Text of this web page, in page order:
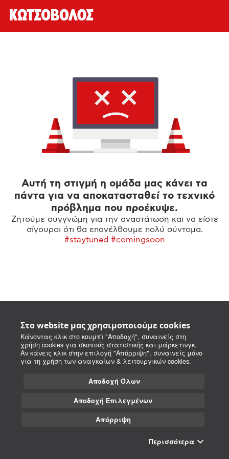
Στο website μας χρησιμοποιούμε cookies
Κάνοντας κλικ στο κουμπί "Αποδοχή", συναινείς στη
χρήση cookies για σκοπούς στατιστικής και μάρκετινγκ.
Αν κάνεις κλικ στην επιλογή "Απόρριψη", συναινείς μόνο
για τη χρήση των αναγκαίων & λειτουργικών cookies.
Αποδοχή Όλων
Αποδοχή Επιλεγμένων
Απόρριψη
Περισσότερα
Αυτή τη στιγμή η ομάδα μας κάνει τα
πάντα για να αποκατασταθεί το τεχνικό
πρόβλημα που προέκυψε.
Ζητούμε συγγνώμη για την αναστάτωση και να είστε
σίγουροι ότι θα επανέλθουμε πολύ σύντομα.
#staytuned #comingsoon